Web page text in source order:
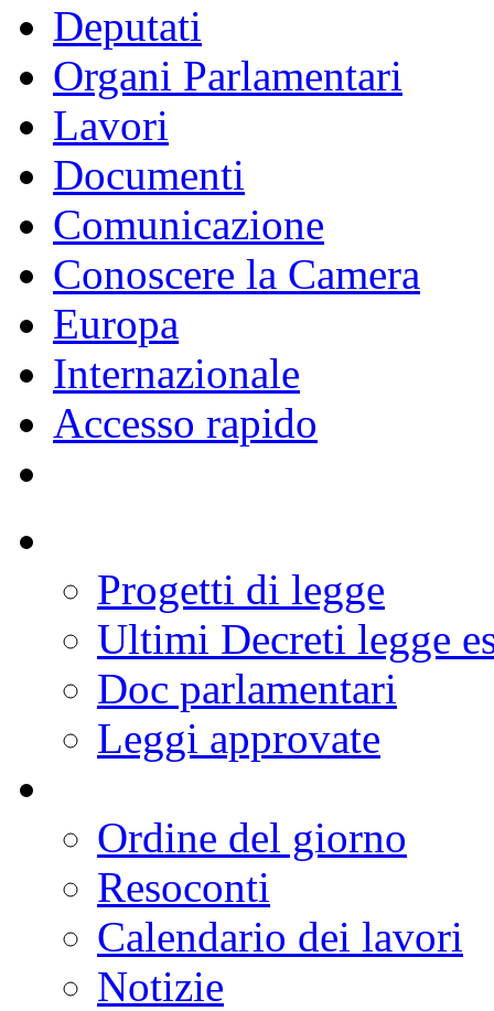
Deputati
Organi Parlamentari
Lavori
Documenti
Comunicazione
Conoscere la Camera
Europa
Internazionale
Accesso rapido
Progetti di legge
Ultimi Decreti legge
Doc parlamentari
Leggi approvate
Ordine del giorno
Resoconti
Calendario dei lavori
Notizie